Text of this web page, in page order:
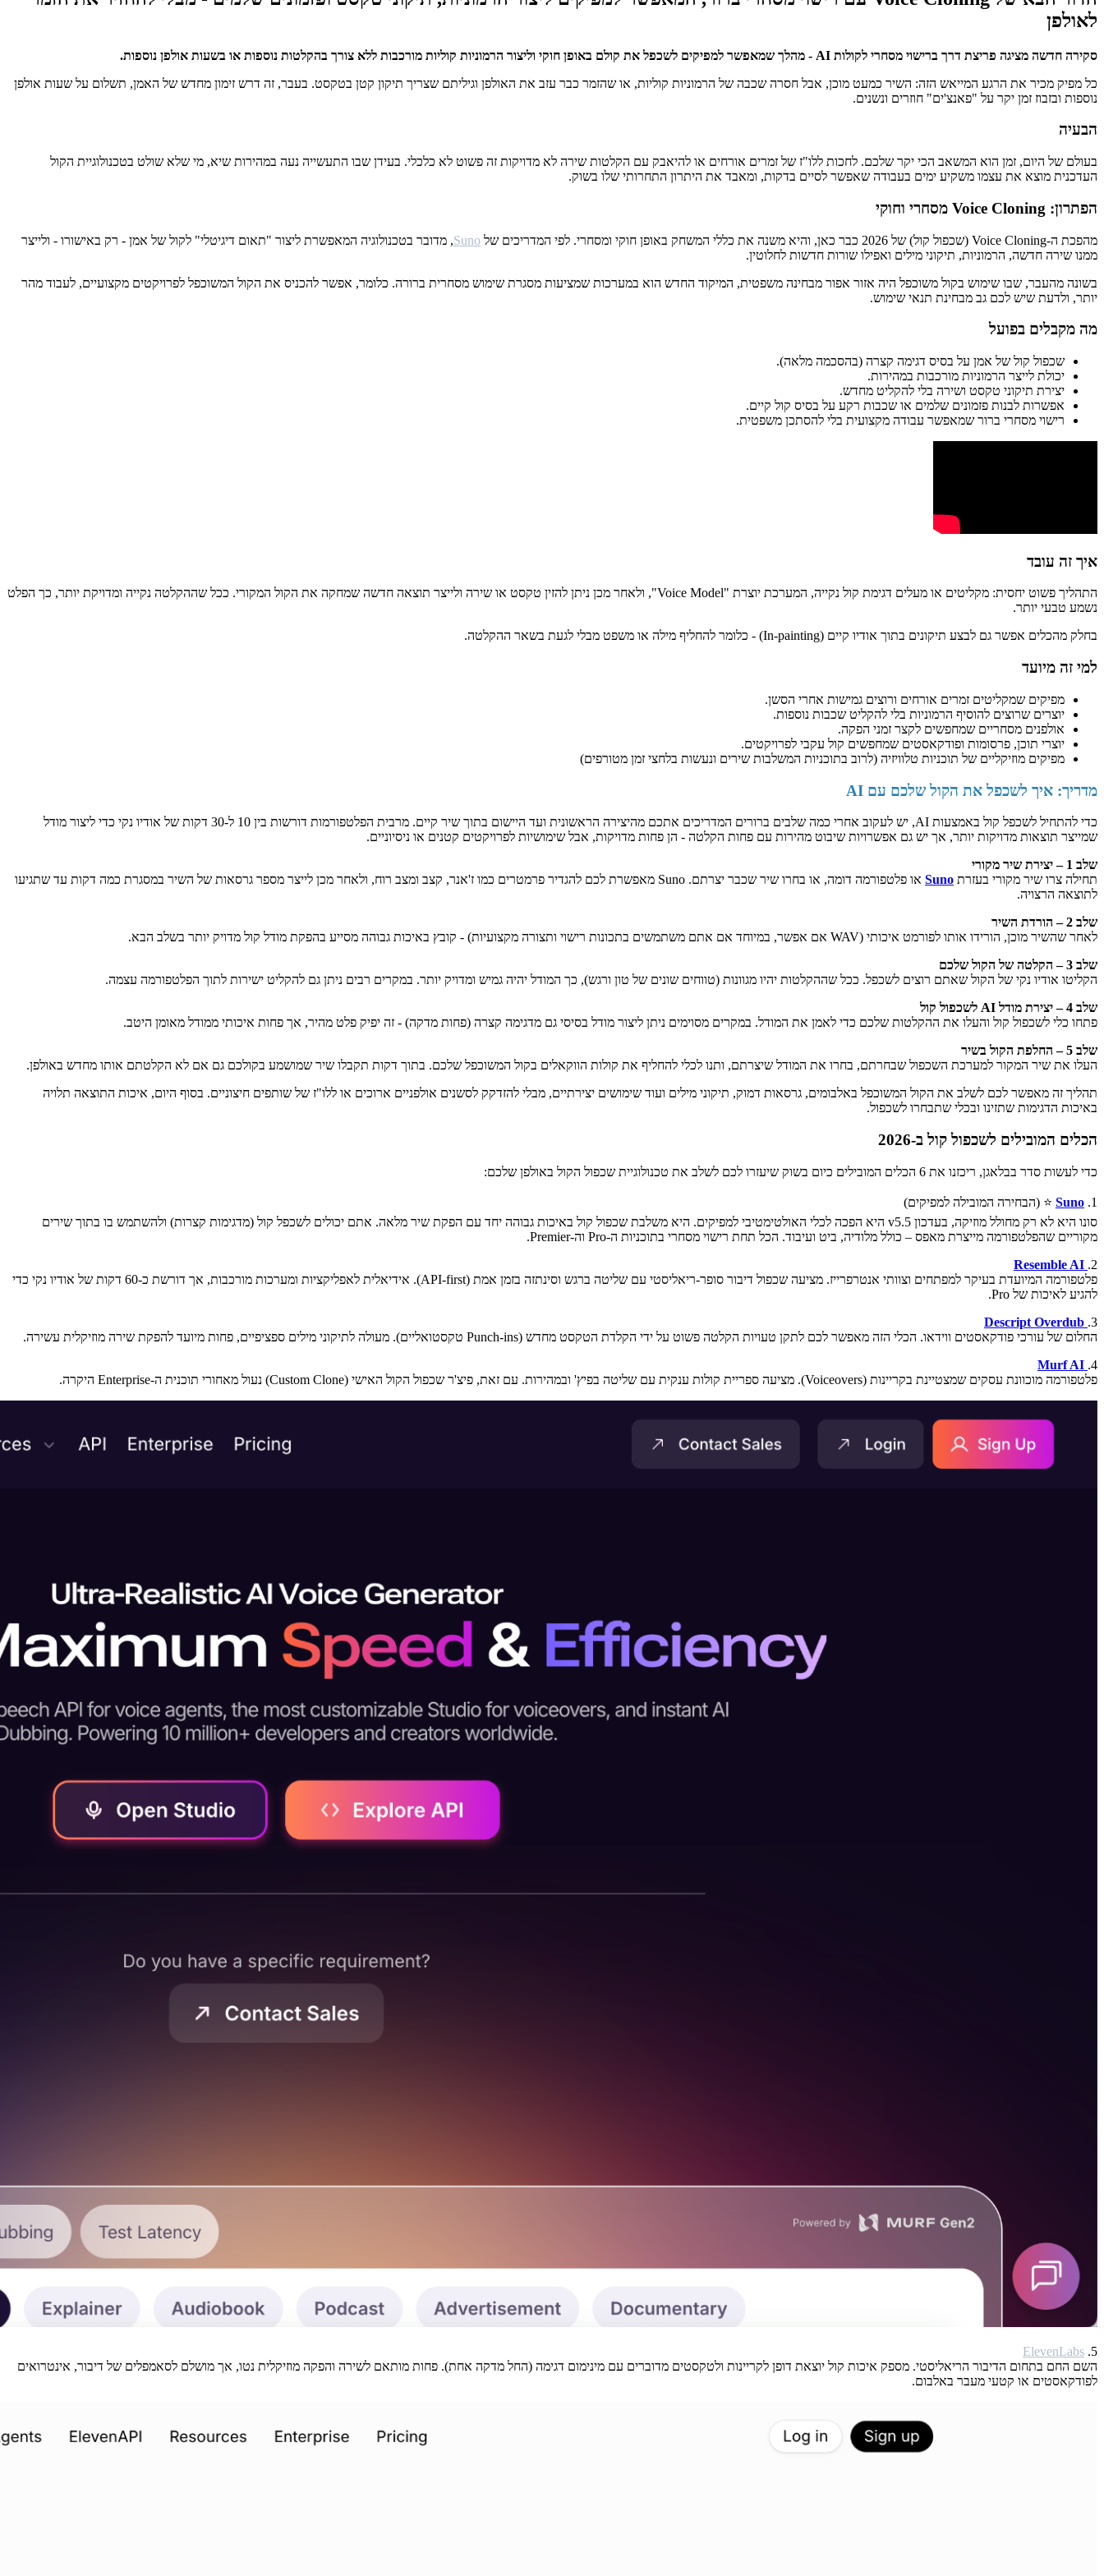
לאולפן
סקירה חדשה מציגה פריצת דרך ברישוי מסחרי לקולות AI - מהלך שמאפשר למפיקים לשכפל את קולם באופן חוקי וליצור הרמוניות קוליות מורכבות ללא צורך בהקלטות נוספות או בשעות אולפן נוספות.
כל מפיק מכיר את הרגע המייאש הזה: השיר כמעט מוכן, אבל חסרה שכבה של הרמוניות קוליות, או שהזמר כבר עזב את האולפן וגיליתם שצריך תיקון קטן בטקסט. בעבר, זה דרש זימון מחדש של האמן, תשלום על שעות אולפן
נוספות ובזבוז זמן יקר על "פאנצ'ים" חוזרים ונשנים.
הבעיה
בעולם של היום, זמן הוא המשאב הכי יקר שלכם. לחכות ללו"ז של זמרים אורחים או להיאבק עם הקלטות שירה לא מדויקות זה פשוט לא כלכלי. בעידן שבו התעשייה נעה במהירות שיא, מי שלא שולט בטכנולוגיית הקול
העדכנית מוצא את עצמו משקיע ימים בעבודה שאפשר לסיים בדקות, ומאבד את היתרון התחרותי שלו בשוק.
הפתרון: Voice Cloning מסחרי וחוקי
מהפכת ה-Voice Cloning (שכפול קול) של 2026 כבר כאן, והיא משנה את כללי המשחק באופן חוקי ומסחרי. לפי המדריכים של Suno, מדובר בטכנולוגיה המאפשרת ליצור "תאום דיגיטלי" לקול של אמן - רק באישורו - ולייצר
ממנו שירה חדשה, הרמוניות, תיקוני מילים ואפילו שורות חדשות לחלוטין.
בשונה מהעבר, שבו שימוש בקול משוכפל היה אזור אפור מבחינה משפטית, המיקוד החדש הוא במערכות שמציעות מסגרת שימוש מסחרית ברורה. כלומר, אפשר להכניס את הקול המשוכפל לפרויקטים מקצועיים, לעבוד מהר
יותר, ולדעת שיש לכם גב מבחינת תנאי שימוש.
מה מקבלים בפועל
שכפול קול של אמן על בסיס דגימה קצרה (בהסכמה מלאה).
יכולת לייצר הרמוניות מורכבות במהירות.
יצירת תיקוני טקסט ושירה בלי להקליט מחדש.
אפשרות לבנות פזמונים שלמים או שכבות רקע על בסיס קול קיים.
רישוי מסחרי ברור שמאפשר עבודה מקצועית בלי להסתכן משפטית.
איך זה עובד
התהליך פשוט יחסית: מקליטים או מעלים דגימת קול נקייה, המערכת יוצרת "Voice Model", ולאחר מכן ניתן להזין טקסט או שירה ולייצר תוצאה חדשה שמחקה את הקול המקורי. ככל שההקלטה נקייה ומדויקת יותר, כך הפלט
נשמע טבעי יותר.
בחלק מהכלים אפשר גם לבצע תיקונים בתוך אודיו קיים (In-painting) - כלומר להחליף מילה או משפט מבלי לגעת בשאר ההקלטה.
למי זה מיועד
מפיקים שמקליטים זמרים אורחים ורוצים גמישות אחרי הסשן.
יוצרים שרוצים להוסיף הרמוניות בלי להקליט שכבות נוספות.
אולפנים מסחריים שמחפשים לקצר זמני הפקה.
יוצרי תוכן, פרסומות ופודקאסטים שמחפשים קול עקבי לפרויקטים.
מפיקים מוזיקליים של תוכניות טלוויזיה (לרוב בתוכניות המשלבות שירים ונעשות בלחצי זמן מטורפים)
מדריך: איך לשכפל את הקול שלכם עם AI
כדי להתחיל לשכפל קול באמצעות AI, יש לעקוב אחרי כמה שלבים ברורים המדריכים אתכם מהיצירה הראשונית ועד היישום בתוך שיר קיים. מרבית הפלטפורמות דורשות בין 10 ל-30 דקות של אודיו נקי כדי ליצור מודל
שמייצר תוצאות מדויקות יותר, אך יש גם אפשרויות שיבוט מהירות עם פחות הקלטה - הן פחות מדויקות, אבל שימושיות לפרויקטים קטנים או ניסיוניים.
שלב 1 – יצירת שיר מקורי
תחילה צרו שיר מקורי בעזרת Suno
או פלטפורמה דומה, או בחרו שיר שכבר יצרתם. Suno מאפשרת לכם להגדיר פרמטרים כמו ז'אנר, קצב ומצב רוח, ולאחר מכן לייצר מספר גרסאות של השיר במסגרת כמה דקות עד שתגיעו
לתוצאה הרצויה.
שלב 2 – הורדת השיר
לאחר שהשיר מוכן, הורידו אותו לפורמט איכותי (WAV אם אפשר, במיוחד אם אתם משתמשים בתכונות רישוי ותצורה מקצועיות) - קובץ באיכות גבוהה מסייע בהפקת מודל קול מדויק יותר בשלב הבא.
שלב 3 – הקלטה של הקול שלכם
הקליטו אודיו נקי של הקול שאתם רוצים לשכפל. ככל שההקלטות יהיו מגוונות (טווחים שונים של טון ורגש), כך המודל יהיה גמיש ומדויק יותר. במקרים רבים ניתן גם להקליט ישירות לתוך הפלטפורמה עצמה.
שלב 4 – יצירת מודל AI לשכפול קול
פתחו כלי לשכפול קול והעלו את ההקלטות שלכם כדי לאמן את המודל. במקרים מסוימים ניתן ליצור מודל בסיסי גם מדגימה קצרה (פחות מדקה) - זה יפיק פלט מהיר, אך פחות איכותי ממודל מאומן היטב.
שלב 5 – החלפת הקול בשיר
העלו את שיר המקור למערכת השכפול שבחרתם, בחרו את המודל שיצרתם, ותנו לכלי להחליף את קולות הווקאלים בקול המשוכפל שלכם. בתוך דקות תקבלו שיר שמושמע בקולכם גם אם לא הקלטתם אותו מחדש באולפן.
תהליך זה מאפשר לכם לשלב את הקול המשוכפל באלבומים, גרסאות דמוק, תיקוני מילים ועוד שימושים יצירתיים, מבלי להזדקק לסשנים אולפניים ארוכים או ללו"ז של שותפים חיצוניים. בסוף היום, איכות התוצאה תלויה
באיכות הדגימות שתזינו ובכלי שתבחרו לשכפול.
הכלים המובילים לשכפול קול ב-2026
כדי לעשות סדר בבלאגן, ריכזנו את 6 הכלים המובילים כיום בשוק שיעזרו לכם לשלב את טכנולוגיית שכפול הקול באולפן שלכם:
1.
Suno ⭐ (הבחירה המובילה למפיקים)
סונו היא לא רק מחולל מוזיקה, בעדכון v5.5 היא הפכה לכלי האולטימטיבי למפיקים. היא משלבת שכפול קול באיכות גבוהה יחד עם הפקת שיר מלאה. אתם יכולים לשכפל קול (מדגימות קצרות) ולהשתמש בו בתוך שירים
מקוריים שהפלטפורמה מייצרת מאפס – כולל מלודיה, ביט ועיבוד. הכל תחת רישוי מסחרי בתוכניות ה-Pro וה-Premier.
2.
פלטפורמה המיועדת בעיקר למפתחים וצוותי אנטרפרייז. מציעה שכפול דיבור סופר-ריאליסטי עם שליטה ברגש וסינתזה בזמן אמת (API-first). אידיאלית לאפליקציות ומערכות מורכבות, אך דורשת כ-60 דקות של אודיו נקי כדי
להגיע לאיכות של Pro.
3.
Descript Overdub
החלום של עורכי פודקאסטים ווידאו. הכלי הזה מאפשר לכם לתקן טעויות הקלטה פשוט על ידי הקלדת הטקסט מחדש (Punch-ins טקסטואליים). מעולה לתיקוני מילים ספציפיים, פחות מיועד להפקת שירה מוזיקלית עשירה.
4.
פלטפורמה מוכוונת עסקים שמצטיינת בקריינות (Voiceovers). מציעה ספריית קולות ענקית עם שליטה בפיץ' ובמהירות. עם זאת, פיצ'ר שכפול הקול האישי (Custom Clone) נעול מאחורי תוכנית ה-Enterprise היקרה.
5.
ElevenLabs
השם החם בתחום הדיבור הריאליסטי. מספק איכות קול יוצאת דופן לקריינות ולטקסטים מדוברים עם מינימום דגימה (החל מדקה אחת). פחות מותאם לשירה והפקה מוזיקלית נטו, אך מושלם לסאמפלים של דיבור, אינטרואים
לפודקאסטים או קטעי מעבר באלבום.